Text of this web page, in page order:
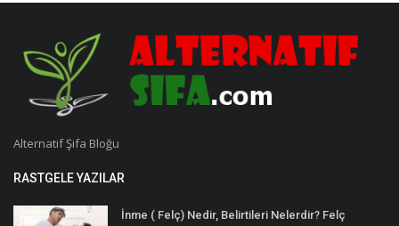
Alternatif Şifa Bloğu
RASTGELE YAZILAR
İnme ( Felç) Nedir, Belirtileri Nelerdir? Felç